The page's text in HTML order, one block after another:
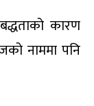
कारण
नाममा पनि